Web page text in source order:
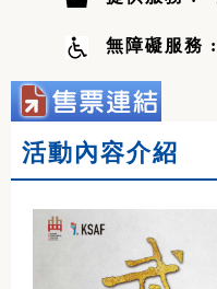
無障礙服務 :
活動內容介紹